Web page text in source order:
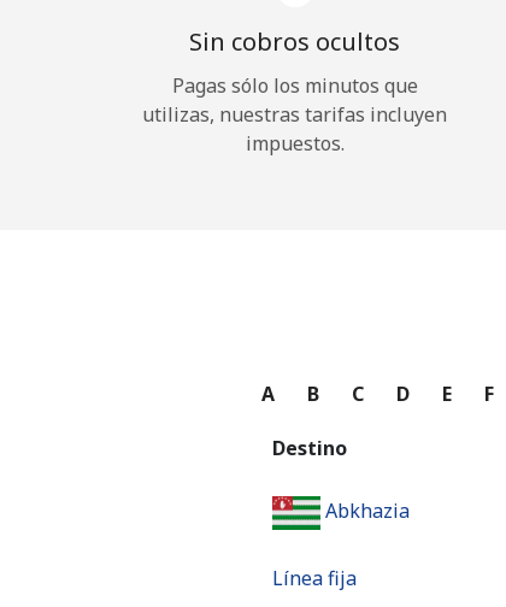
Sin cobros ocultos
Pagas sólo los minutos que
utilizas, nuestras tarifas incluyen
impuestos.
A B C D E F
Destino
Abkhazia
Línea fija